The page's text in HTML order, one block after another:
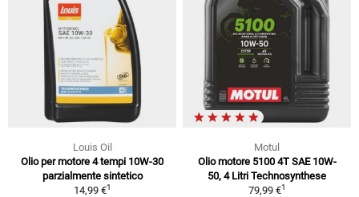
Louis Oil
Olio per motore 4 tempi 10W-30
parzialmente sintetico
14,99 €1
Motul
Olio motore 5100 4T SAE 10W-
50, 4 Litri Technosynthese
79,99 €1